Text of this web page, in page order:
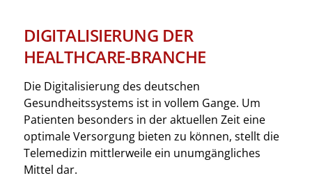
DIGITALISIERUNG DER
HEALTHCARE-BRANCHE
Die Digitalisierung des deutschen
Gesundheitssystems ist in vollem Gange. Um
Patienten besonders in der aktuellen Zeit eine
optimale Versorgung bieten zu können, stellt die
Telemedizin mittlerweile ein unumgängliches
Mittel dar.